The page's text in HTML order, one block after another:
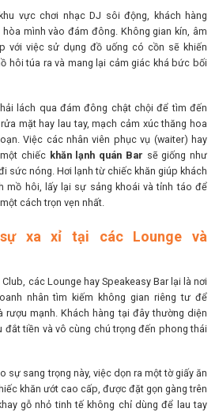
vực chơi nhạc DJ sôi động, khách hàng
mình vào đám đông. Không gian kín, âm
với việc sử dụng đồ uống có cồn sẽ khiến
hôi túa ra và mang lại cảm giác khá bức bối
lách qua đám đông chật chội để tìm đến
mặt hay lau tay, mạch cảm xúc thăng hoa
Việc các nhân viên phục vụ (waiter) hay
chiếc khăn lạnh quán Bar sẽ giống như
sức nóng. Hơi lạnh từ chiếc khăn giúp khách
mồ hôi, lấy lại sự sảng khoái và tỉnh táo để
cách trọn vẹn nhất.
xa xỉ tại các Lounge và
các Lounge hay Speakeasy Bar lại là nơi
nhân tìm kiếm không gian riêng tư để
rượu mạnh. Khách hàng tại đây thường diện
đắt tiền và vô cùng chú trọng đến phong thái
sự sang trọng này, việc dọn ra một tờ giấy ăn
khăn ướt cao cấp, được đặt gọn gàng trên
gỗ nhỏ tinh tế không chỉ dùng để lau tay